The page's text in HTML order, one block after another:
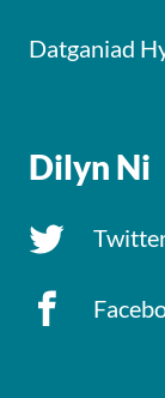
Datganiad
Dilyn Ni